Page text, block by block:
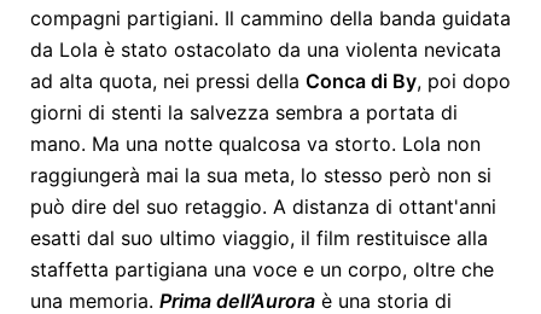
compagni partigiani. Il cammino della banda guidata
da Lola è stato ostacolato da una violenta nevicata
ad alta quota, nei pressi della Conca di By, poi dopo
giorni di stenti la salvezza sembra a portata di
mano. Ma una notte qualcosa va storto. Lola non
raggiungerà mai la sua meta, lo stesso però non si
può dire del suo retaggio. A distanza di ottant'anni
esatti dal suo ultimo viaggio, il film restituisce alla
staffetta partigiana una voce e un corpo, oltre che
una memoria. Prima dell’Aurora è una storia di